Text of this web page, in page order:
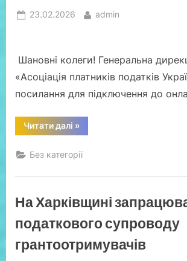
з
пунктів
інше..”
Posted
23.02.2026 By
admin
Шановні колеги! Генеральна
«Асоціація платників податків
посилання для підключення до
Читати далі “Посилання
для
до
онлайн
25.02.2026р.
«Відкриття
кримінальних
у
фінансово-
господарської
»
Без категорії
На Харківщині
податкового супроводу
грантоотримувачів